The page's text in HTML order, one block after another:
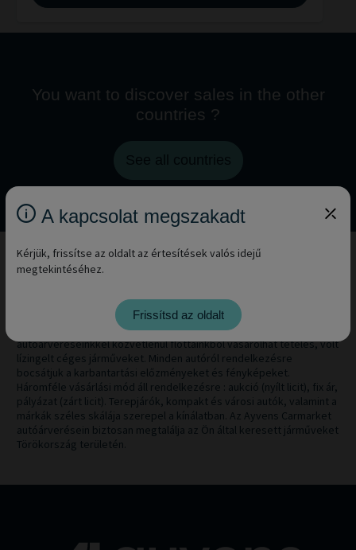
You want to discover sales in the other
countries ?
Az Ayvens Carmarket a profiknak szánt járművekre
specializálódott. Ha használt céges járművekre van szüksége,
nálunk megtalálhatja a megfelelőt. Törökország-i
autóárveréseinkkel közvetlenül flottáinkból vásárolhat tételes, volt
lízingelt céges járműveket. Minden autóról rendelkezésre
bocsátjuk a karbantartási előzményeket és fényképeket.
Háromféle vásárlási mód áll rendelkezésre : aukció (nyílt licit), fix ár,
pályázat (zárt licit). Terepjárók, kompakt és városi autók, valamint a
márkák széles skálája szerepel a kínálatban. Az Ayvens Carmarket
autóárverésein biztosan megtalálja az Ön által keresett járműveket
Törökország területén.
A kapcsolat megszakadt
Kérjük, frissítse az oldalt az értesítések valós idejű
megtekintéséhez.
Frissítsd az oldalt